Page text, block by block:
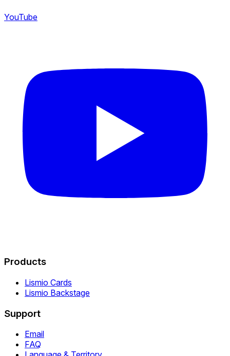
YouTube
Products
Lismio Cards
Lismio Backstage
Support
Email
FAQ